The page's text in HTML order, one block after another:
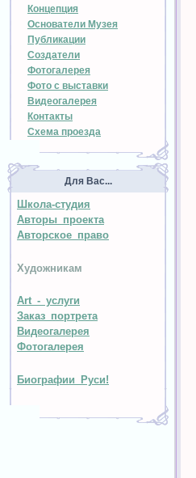
Концепция
Основатели Музея
Публикации
Создатели
Фотогалерея
Фото с выставки
Видеогалерея
Контакты
Схема проезда
Для Вас...
Школа-студия
Авторы проекта
Авторское право
Художникам
Art - услуги
Заказ портрета
Видеогалерея
Фотогалерея
Биографии Руси!